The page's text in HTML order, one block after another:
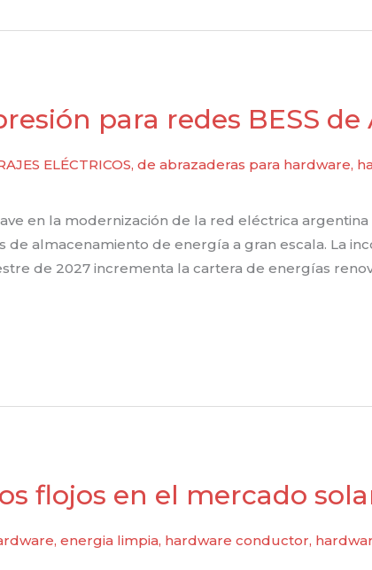
para redes BESS
ELÉCTRICOS,de abrazaderas para hardware,
en la modernización de la red eléctrica
de almacenamiento de energía a gran escala. La
de 2027 incrementa la cartera de energías
flojos en el mercado
,energia limpia, hardware conductor,